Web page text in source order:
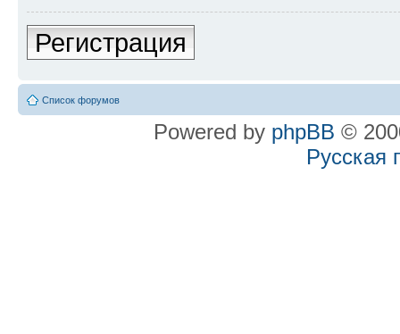
Регистрация
Список форумов
Powered by phpBB ©
Русская